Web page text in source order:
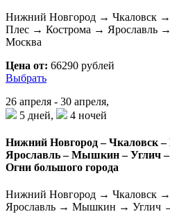
Нижний Новгород → Чкаловск
Плес → Кострома →
Москва
Цена от: 66290 рублей
Выбрать
26 апреля - 30 апреля,
5 дней,
4 ночей
Нижний Новгород – Чкаловск
Ярославль – Мышкин – Углич –
Огни большого города
Нижний Новгород → Чкаловск
Ярославль → Мышкин → Углич